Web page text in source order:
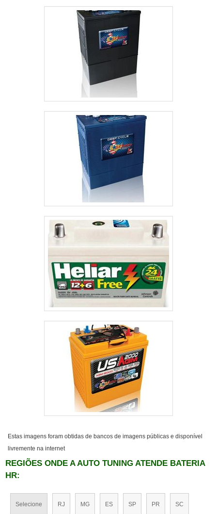
Estas imagens foram obtidas de bancos de imagens públicas e disponível
livremente na internet
REGIÕES ONDE A AUTO TUNING ATENDE BATERIA
HR:
Selecione RJ MG ES SP PR SC